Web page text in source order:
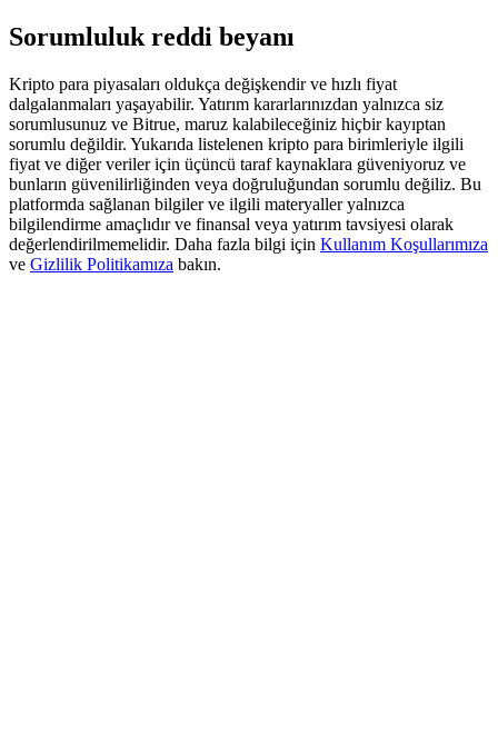
Register & Trade to Win 500,000 USDT
Precious Metals Trading Carnival
Trade Gold & Silver · 33,333 USDT Bonus
Sorumluluk reddi beyanı
Kripto para piyasaları oldukça değişkendir ve hızlı fiyat
dalgalanmaları yaşayabilir. Yatırım kararlarınızdan yalnızca siz
sorumlusunuz ve Bitrue, maruz kalabileceğiniz hiçbir kayıptan
sorumlu değildir. Yukarıda listelenen kripto para birimleriyle ilgili
fiyat ve diğer veriler için üçüncü taraf kaynaklara güveniyoruz ve
bunların güvenilirliğinden veya doğruluğundan sorumlu değiliz. Bu
platformda sağlanan bilgiler ve ilgili materyaller yalnızca
bilgilendirme amaçlıdır ve finansal veya yatırım tavsiyesi olarak
değerlendirilmemelidir. Daha fazla bilgi için Kullanım Koşullarımıza
ve Gizlilik Politikamıza bakın.